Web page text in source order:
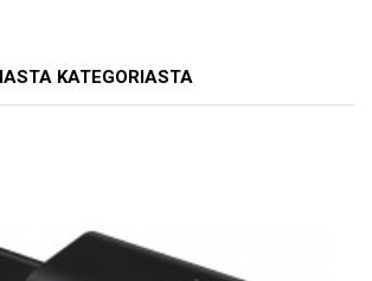
KATEGORIASTA